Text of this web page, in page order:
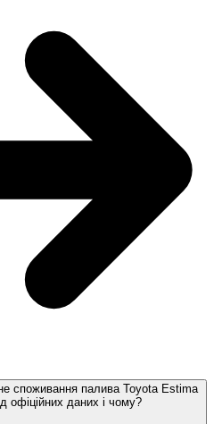
споживання палива Toyota Estima
офіційних даних і чому?